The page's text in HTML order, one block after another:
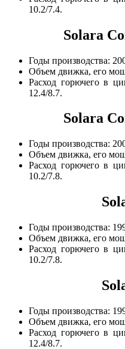
10.2/7.4.
Solara
Годы производства:
Объем движка, его
Расход горючего в
12.4/8.7.
Solara
Годы производства:
Объем движка, его
Расход горючего в
10.2/7.8.
Годы производства:
Объем движка, его
Расход горючего в
10.2/7.8.
Годы производства:
Объем движка, его
Расход горючего в
12.4/8.7.